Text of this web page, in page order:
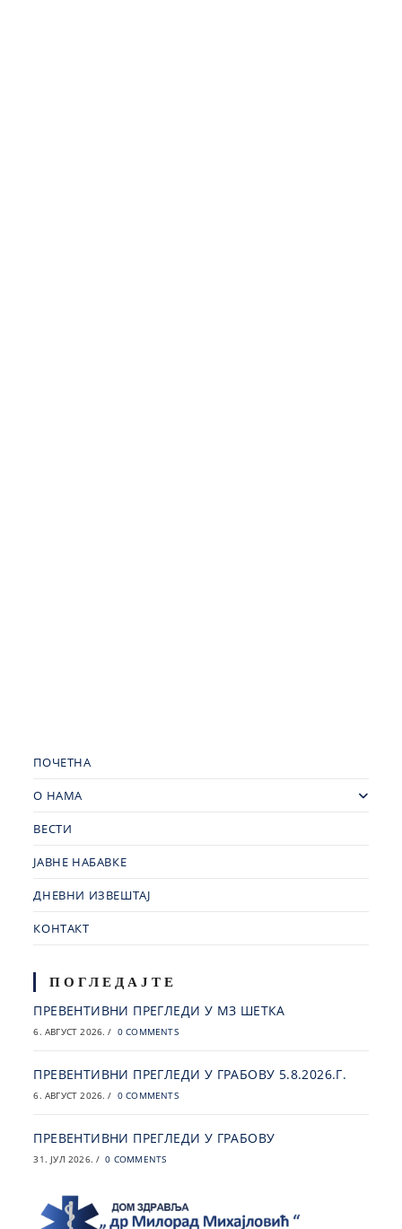
ПОЧЕТНА
О НАМА
ВЕСТИ
ЈАВНЕ НАБАВКЕ
ДНЕВНИ ИЗВЕШТАЈ
КОНТАКТ
ПОГЛЕДАЈТЕ
ПРЕВЕНТИВНИ ПРЕГЛЕДИ У МЗ ШЕТКА
6. АВГУСТ 2026. / 0 COMMENTS
ПРЕВЕНТИВНИ ПРЕГЛЕДИ У ГРАБОВУ 5.8.2026.Г.
6. АВГУСТ 2026. / 0 COMMENTS
ПРЕВЕНТИВНИ ПРЕГЛЕДИ У ГРАБОВУ
31. ЈУЛ 2026. / 0 COMMENTS